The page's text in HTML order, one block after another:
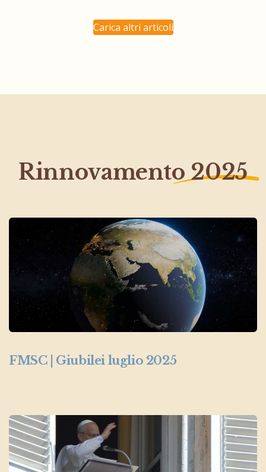
Carica altri articoli
Rinnovamento2025
FMSC | Giubilei luglio 2025